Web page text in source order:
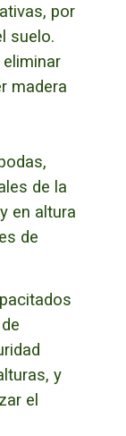
por
suelo.
madera
de la
en altura
de
y
el